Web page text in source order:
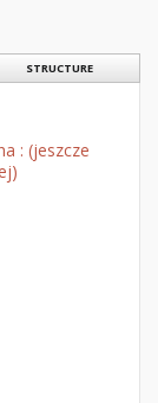
STRUCTURE
: (jeszcze